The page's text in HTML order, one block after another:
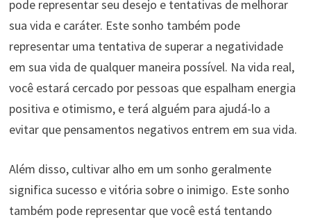
pode representar seu desejo e tentativas de melhorar
sua vida e caráter. Este sonho também pode
representar uma tentativa de superar a negatividade
em sua vida de qualquer maneira possível. Na vida real,
você estará cercado por pessoas que espalham energia
positiva e otimismo, e terá alguém para ajudá-lo a
evitar que pensamentos negativos entrem em sua vida.
Além disso, cultivar alho em um sonho geralmente
significa sucesso e vitória sobre o inimigo. Este sonho
também pode representar que você está tentando